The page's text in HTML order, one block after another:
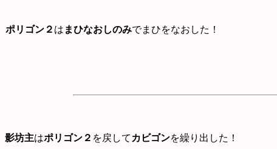
ポリゴン２ は まひなおしのみでまひをなおした！
影坊主はポリゴン２ を戻して カビゴンを繰り出した！